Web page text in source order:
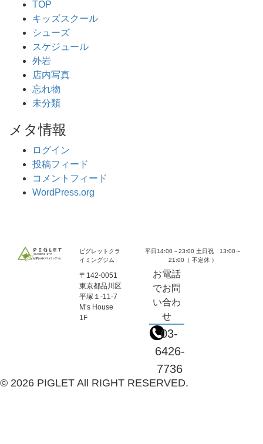
TOP
キッズスクール
シューズ
スケジュール
外岩
店内写真
忘れ物
未分類
メタ情報
ログイン
投稿フィード
コメントフィード
WordPress.org
ピグレットクラ
イミングジム
〒142-0051
東京都品川区
平塚１-11-7
M’s House
1F
平日14:00～23:00 土日祝 13:00～
21:00（ 不定休 ）
お電話
でお問
い合わ
せ
03-
6426-
7736
© 2026 PIGLET All RIGHT RESERVED.